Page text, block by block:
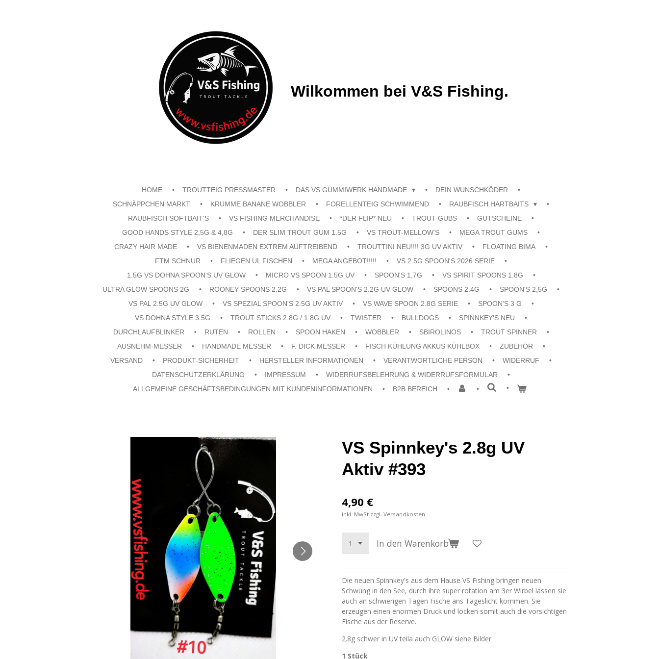
Wilkommen bei V&S Fishing.
HOME TROUTTEIG PRESSMASTER DAS VS GUMMIWERK HANDMADE
DEIN WUNSCHKÖDER
SCHNÄPPCHEN MARKT
KRUMME BANANE WOBBLER FORELLENTEIG SCHWIMMEND
RAUBFISCH HARTBAITS
RAUBFISCH SOFTBAIT'S
VS FISHING MERCHANDISE *DER FLIP* NEU TROUT-GUBS
GUTSCHEINE
GOOD HANDS STYLE 2,5G & 4,8G
DER SLIM TROUT GUM 1.5G VS TROUT-MELLOW'S
MEGA TROUT GUMS
CRAZY HAIR MADE
VS BIENENMADEN EXTREM AUFTREIBEND TROUTTINI NEU!!!! 3G UV AKTIV
FLOATING BIMA
FTM SCHNUR
FLIEGEN UL FISCHEN MEGA ANGEBOT!!!!!
VS 2.5G SPOON'S 2026 SERIE
1.5G VS DOHNA SPOON'S UV GLOW
MICRO VS SPOON 1.5G UV SPOON'S 1,7G
VS SPIRIT SPOONS 1.8G
ULTRA GLOW SPOONS 2G
ROONEY SPOONS 2.2G VS PAL SPOON'S 2.2G UV GLOW SPOONS 2.4G
SPOON'S 2,5G
VS PAL 2.5G UV GLOW
VS SPEZIAL SPOON'S 2.5G UV AKTIV VS WAVE SPOON 2.8G SERIE
SPOON'S 3 G
VS DOHNA STYLE 3.5G
TROUT STICKS 2.8G / 1.8G UV TWISTER BULLDOGS
SPINNKEY'S NEU
DURCHLAUFBLINKER
RUTEN ROLLEN SPOON HAKEN WOBBLER SBIROLINOS
TROUT SPINNER
AUSNEHM-MESSER
HANDMADE MESSER F. DICK MESSER FISCH KÜHLUNG AKKUS KÜHLBOX
ZUBEHÖR
VERSAND
PRODUKT-SICHERHEIT HERSTELLER INFORMATIONEN VERANTWORTLICHE PERSON
WIDERRUF
DATENSCHUTZERKLÄRUNG
IMPRESSUM
WIDERRUFSBELEHRUNG & WIDERRUFSFORMULAR
ALLGEMEINE GESCHÄFTSBEDINGUNGEN MIT KUNDENINFORMATIONEN
B2B BEREICH
VS Spinnkey's 2.8g UV
Aktiv #393
4,90 €
inkl. MwSt zzgl. Versandkosten
In den Warenkorb
Die neuen Spinnkey's aus dem Hause VS Fishing bringen neuen
Schwung in den See, durch ihre super rotation am 3er Wirbel lassen sie
auch an schwierigen Tagen Fische ans Tageslicht kommen. Sie
erzeugen einen enormen Druck und locken somit auch die vorsichtigen
Fische aus der Reserve.
2.8g schwer in UV teila auch GLOW siehe Bilder
1 Stück